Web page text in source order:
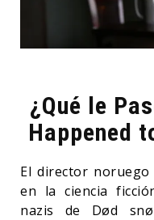
¿Qué le
Happened
El director
en la ciencia
nazis de Død